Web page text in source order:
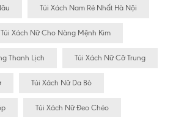
Túi Xách Nam Rẻ Nhất Hà Nội
Túi Xách Nữ Cho Nàng Mệnh Kim
Thanh Lịch Túi Xách Nữ Cỡ Trung
Túi Xách Nữ Da Bò
Túi Xách Nữ Đeo Chéo